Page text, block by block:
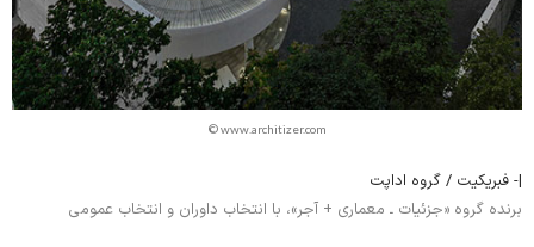
© www.architizer.com
|- فبریکیت / گروه اداپت
برنده گروه «جزئیات ـ معماری + آجر»، با انتخاب داوران و انتخاب عمومی